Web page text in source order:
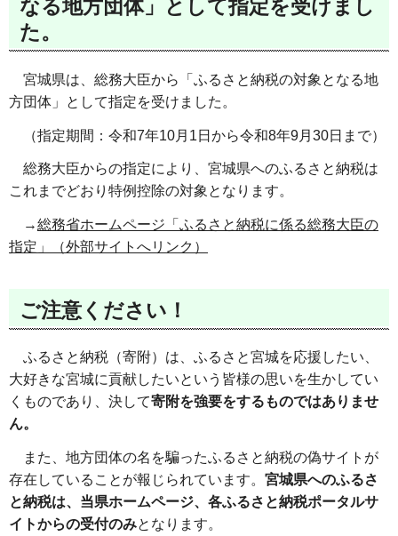
なる地方団体」として指定を受けまし
た。
宮城県は、総務大臣から「ふるさと納税の対象となる地
方団体」として指定を受けました。
（指定期間：令和7年10月1日から令和8年9月30日まで）
総務大臣からの指定により、宮城県へのふるさと納税は
これまでどおり特例控除の対象となります。
→総務省ホームページ「ふるさと納税に係る総務大臣の
指定」（外部サイトへリンク）
ご注意ください！
ふるさと納税（寄附）は、ふるさと宮城を応援したい、
大好きな宮城に貢献したいという皆様の思いを生かしてい
くものであり、決して寄附を強要をするものではありませ
ん。
また、地方団体の名を騙ったふるさと納税の偽サイトが
存在していることが報じられています。 宮城県へのふるさ
と納税は、当県ホームページ、各ふるさと納税ポータルサ
イトからの受付のみとなります。